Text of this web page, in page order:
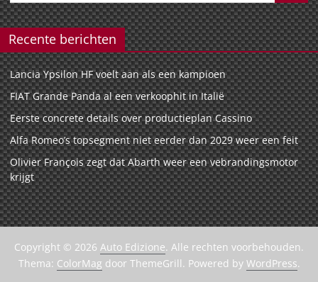
Recente berichten
Lancia Ypsilon HF voelt aan als een kampioen
FIAT Grande Panda al een verkoophit in Italië
Eerste concrete details over productieplan Cassino
Alfa Romeo’s topsegment niet eerder dan 2029 weer een feit
Olivier François zegt dat Abarth weer een vebrandingsmotor
krijgt
Copyright © 2026 Auto Edizione. Alle rechten voorbehouden.
Thema: ColorMag door ThemeGrill. Powered by WordPress.